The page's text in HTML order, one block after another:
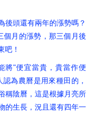
後頭還有兩年的漲勢嗎？
個月的漲勢，那三個月後
吧！
將"便宜當貴，貴當作便
為農曆是用來種田的，
稱陰曆，這是根據月亮所
的生長，況且還有四年一